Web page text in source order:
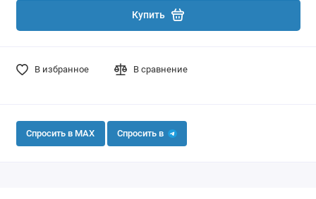
Купить
В избранное В сравнение
Спросить в MAX Спросить в